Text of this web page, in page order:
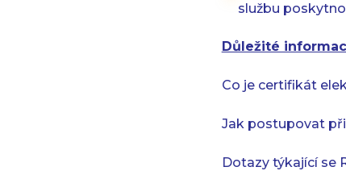
službu
Důležité
Co je certifikát
Jak postupovat
Dotazy týkající se